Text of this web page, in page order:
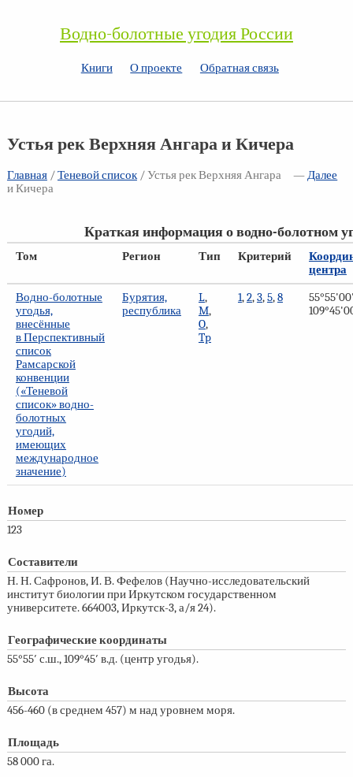
Водно-болотные угодия России
Книги О проекте Обратная связь
Устья рек Верхняя Ангара и Кичера
Главная/ —Далее
Теневой список/ Устья рек Верхняя Ангара
и Кичера
Краткая информация о водно-болотном
Том Регион Тип Критерий
центра
Водно-болотные
угодья,
внесённые
в Перспективный
список
Рамсарской
конвенции
(«Теневой
список» водно-
болотных
угодий,
имеющих
международное
значение)
Бурятия,
республика
L,
M,
O,
Tp
1,2,3,5,8
Номер
123
Составители
Н. Н. Сафронов, И. В. Фефелов (Научно-исследовательский
институт биологии при Иркутском государственном
университете. 664003, Иркутск-3, а/я 24).
Географические координаты
55°55′ с.ш., 109°45′ в.д. (центр угодья).
Высота
456-460(в среднем 457) м над уровнем моря.
Площадь
58 000 га.